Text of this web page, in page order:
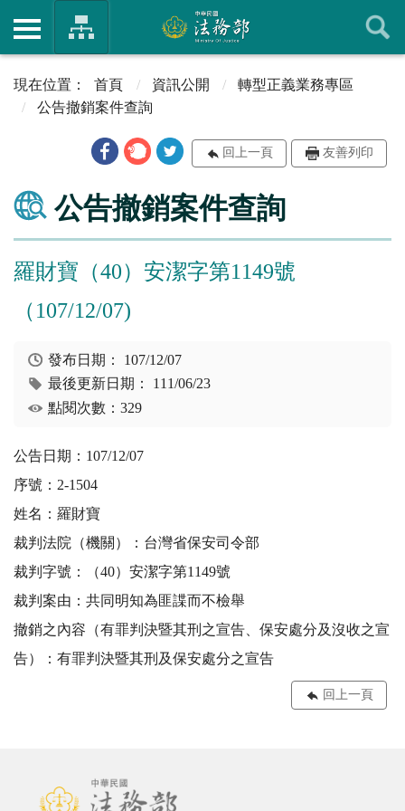
首頁 資訊公開
轉型正義業務專區
公告撤銷案件查詢
回上一頁 友善列印
公告撤銷案件查詢
羅財寶（40）安潔字第1149號
（107/12/07)
發布日期： 107/12/07
最後更新日期： 111/06/23
點閱次數：329
公告日期：107/12/07
序號：2-1504
姓名：羅財寶
裁判法院（機關）：台灣省保安司令部
裁判字號：（40）安潔字第1149號
裁判案由：共同明知為匪諜而不檢舉
撤銷之內容（有罪判決暨其刑之宣告、保安處分及沒收之宣
告）：有罪判決暨其刑及保安處分之宣告
回上一頁